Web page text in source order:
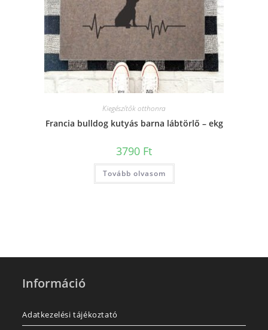
Kiegészítők otthonra
Francia bulldog kutyás barna lábtörlő – ekg
3790 Ft
Tovább olvasom
Információ
Adatkezelési tájékoztató